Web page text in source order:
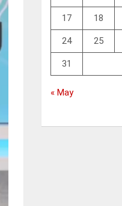
17 18
24 25
31
« May